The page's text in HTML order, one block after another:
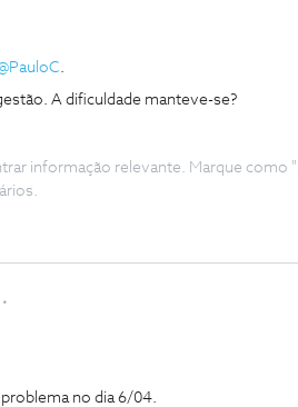
A dificuldade manteve-se?
informação relevante. Marque como
no dia 6/04.